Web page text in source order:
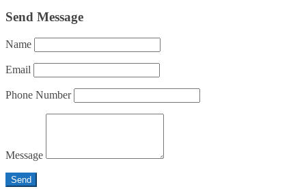
Send Message
Name
Email
Phone Number
Message